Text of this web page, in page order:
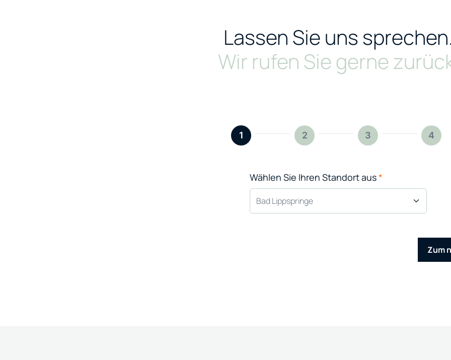
Lassen Sie uns
Wir rufen Sie gerne
1 2 3 4
Wählen Sie Ihren Standort aus*
Zum